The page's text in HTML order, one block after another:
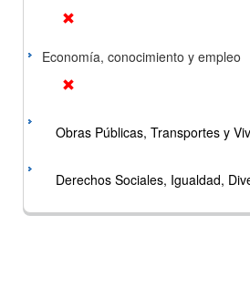
Economía, conocimiento y empleo
Obras Públicas, Transportes y
Derechos Sociales, Igualdad,